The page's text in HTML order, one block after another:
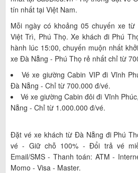
tín nhất tại Việt Nam.
Mỗi ngày có khoảng 05 chuyến xe
Việt Trì, Phú Thọ. Xe khách đi Phú
hành lúc 15:00, chuyến muộn nhất
xe Đà Nẵng - Phú Thọ rẻ nhất chỉ từ
Vé xe giường Cabin VIP đi Vĩnh
Đà Nẵng - Chỉ từ 700.000 đ/vé.
Vé xe giường Cabin đôi đi Vĩnh
Nẵng - Chỉ từ 1.000.000 đ/vé.
Đặt vé xe khách từ Đà Nẵng đi Phú
vé - Giữ chỗ 100% - Đổi trả vé
Email/SMS - Thanh toán: ATM -
Momo - Visa - Master.